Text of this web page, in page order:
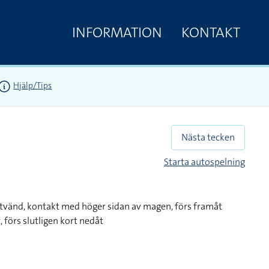
INFORMATION KONTAKT
Hjälp/Tips
Nästa tecken
Starta autospelning
kontakt med höger sidan av magen, förs framåt
förs slutligen kort nedåt